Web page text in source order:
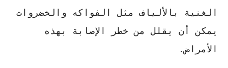
الغنية بالألياف مثل الفواكه والخضروات
يمكن أن يقلل من خطر الإصابة بهذه
الأمراض.